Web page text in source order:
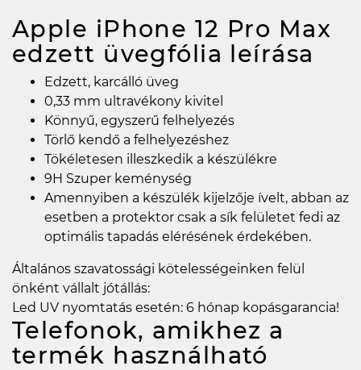
Apple iPhone 12 Pro Max
edzett üvegfólia leírása
Edzett, karcálló üveg
0,33 mm ultravékony kivitel
Könnyű, egyszerű felhelyezés
Törlő kendő a felhelyezéshez
Tökéletesen illeszkedik a készülékre
9H Szuper keménység
Amennyiben a készülék kijelzője ívelt, abban az
esetben a protektor csak a sík felületet fedi az
optimális tapadás elérésének érdekében.
Általános szavatossági kötelességeinken felül
önként vállalt jótállás:
Led UV nyomtatás esetén: 6 hónap kopásgarancia!
Telefonok, amikhez a
termék használható